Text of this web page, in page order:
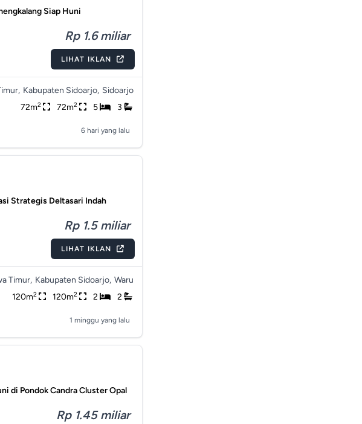
Siap Huni
Rp 1.6 miliar
LIHAT IKLAN
Kabupaten Sidoarjo, Sidoarjo
72m2 72m2 5 3
6 hari yang lalu
Strategis Deltasari Indah
Rp 1.5 miliar
LIHAT IKLAN
Timur, Kabupaten Sidoarjo, Waru
120m2 120m2 2 2
1 minggu yang lalu
di Pondok Candra Cluster Opal
Rp 1.45 miliar